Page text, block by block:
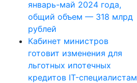
январь-май 2024 года,
общий объем — 318 млрд
рублей
Кабинет министров
готовит изменения для
льготных ипотечных
кредитов IT-специалистам